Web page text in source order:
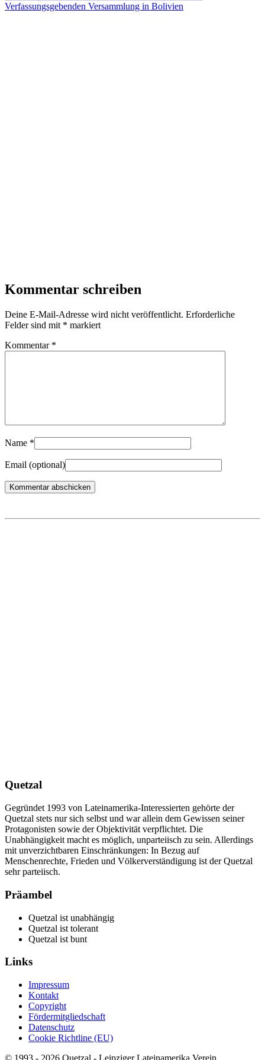
Verfassungsgebenden Versammlung in Bolivien
Kommentar schreiben
Deine E-Mail-Adresse wird nicht veröffentlicht. Erforderliche
Felder sind mit * markiert
Kommentar *
Name *
Email (optional)
Quetzal
Gegründet 1993 von Lateinamerika-Interessierten gehörte der
Quetzal stets nur sich selbst und war allein dem Gewissen seiner
Protagonisten sowie der Objektivität verpflichtet. Die
Unabhängigkeit macht es möglich, unparteiisch zu sein. Allerdings
mit unverzichtbaren Einschränkungen: In Bezug auf
Menschenrechte, Frieden und Völkerverständigung ist der Quetzal
sehr parteiisch.
Präambel
Quetzal ist unabhängig
Quetzal ist tolerant
Quetzal ist bunt
Links
Impressum
Kontakt
Copyright
Fördermitgliedschaft
Datenschutz
Cookie Richtline (EU)
© 1993 - 2026 Quetzal - Leipziger Lateinamerika Verein